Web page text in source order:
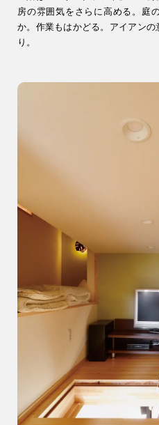
房の雰囲気をさらに高める。庭
か。作業もはかどる。アイアン
り。